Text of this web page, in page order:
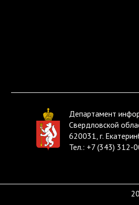
Департамент
Свердловской
620031, г.
Тел.: +7 (343) 312-